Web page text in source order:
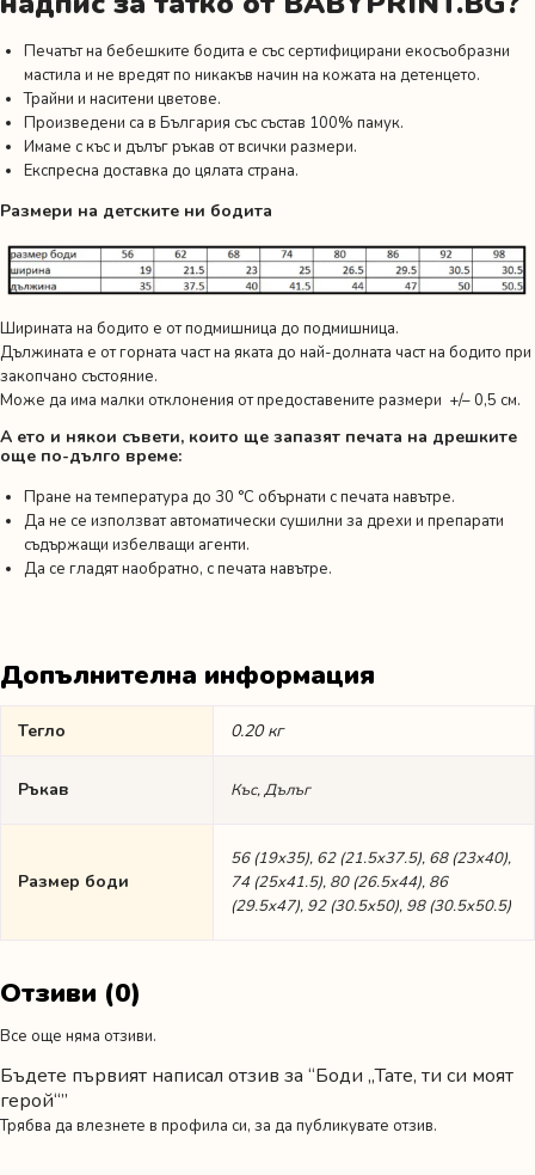
Печатът на бебешките бодита е със сертифицирани екосъобразни
мастила и не вредят по никакъв начин на кожата на детенцето.
Трайни и наситени цветове.
Произведени са в България със състав 100% памук.
Имаме с къс и дълъг ръкав от всички размери.
Експресна доставка до цялата страна.
Размери на детските ни бодита
Ширината на бодито е от подмишница до подмишница.
Дължината е от горната част на яката до най-долната част на бодито при
закопчано състояние.
Може да има малки отклонения от предоставените размери +/– 0,5 см.
А ето и някои съвети, които ще запазят печата на дрешките
още по-дълго време:
Пране на температура до 30 °C обърнати с печата навътре.
Да не се използват автоматически сушилни за дрехи и препарати
съдържащи избелващи агенти.
Да се гладят наобратно, с печата навътре.
Допълнителна информация
Тегло 0.20 кг
Ръкав Къс, Дълъг
Размер боди
56 (19х35), 62 (21.5х37.5), 68 (23х40),
74 (25х41.5), 80 (26.5х44), 86
(29.5х47), 92 (30.5х50), 98 (30.5х50.5)
Отзиви (0)
Все още няма отзиви.
Бъдете първият написал отзив за “Боди „Тате, ти си моят
герой“”
Трябва да влезнете в профила си, за да публикувате отзив.